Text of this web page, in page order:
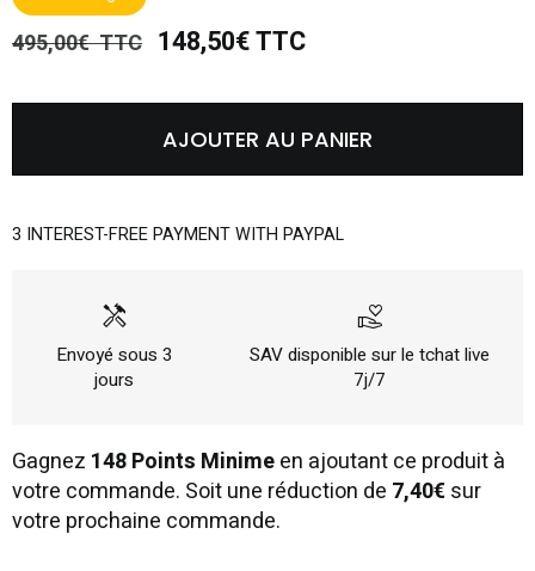
495,00€ TTC 148,50€ TTC
AJOUTER AU PANIER
3 INTEREST-FREE PAYMENT WITH PAYPAL
handyman
Envoyé sous 3
jours
volunteer_activism
SAV disponible sur le tchat live
7j/7
Gagnez 148 Points Minimeen ajoutant ce produit à
votre commande. Soit une réduction de 7,40€sur
votre prochaine commande.